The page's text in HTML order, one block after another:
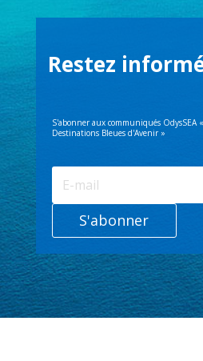
Restez
S'abonner aux communiqués OdysSEA
Destinations Bleues d'Avenir »
S'abonner